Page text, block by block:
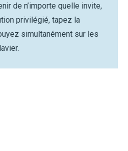
de n’importe quelle invite,
privilégié, tapez la
simultanément sur les